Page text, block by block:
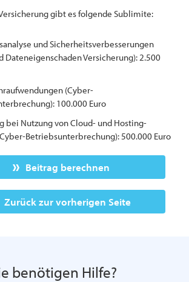
gibt es folgende Sublimite:
und Sicherheitsverbesserungen
Dateneigenschaden Versicherung): 2.500
(Cyber-
100.000 Euro
bei Nutzung von Cloud- und Hosting-
Betriebsunterbrechung): 500.000 Euro
Beitrag berechnen
Zurück zur vorherigen Seite
benötigen Hilfe?